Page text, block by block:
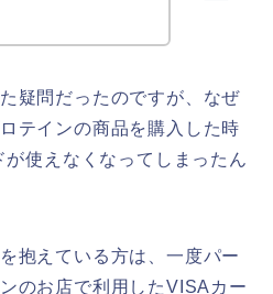
疑問だったのですが、なぜ
テインの商品を購入した時
使えなくなってしまったん
抱えている方は、一度パー
のお店で利用したVISAカー